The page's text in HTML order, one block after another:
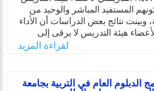
المستفيد المباشر والوحيد من
وبينت نتائج بعض الدراسات أن الأداء
هيئة التدريس لا يرقى إلى
وبناء على ما تقدم تتضح
الحالية في أن تقويم أعضاء هيئة
بعين الاعتبار تقويم الطلبة لأداء
أن الأداء التدريسي لهم لا يظهر
لقراءة المزيد
الدبلوم العام في التربية بجامعة